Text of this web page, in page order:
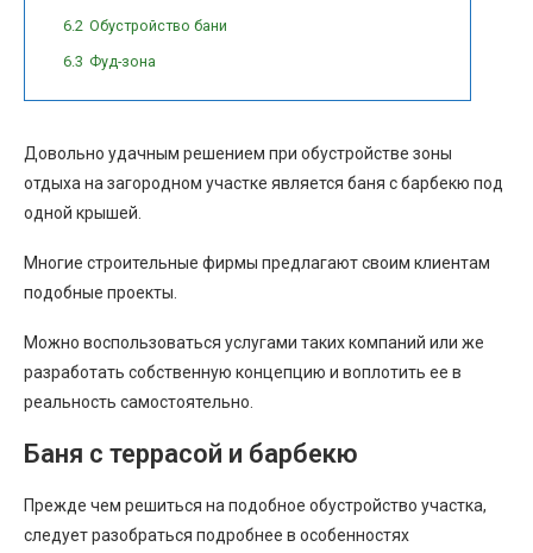
6.2 Обустройство бани
6.3 Фуд-зона
Довольно удачным решением при обустройстве зоны
отдыха на загородном участке является баня с барбекю под
одной крышей.
Многие строительные фирмы предлагают своим клиентам
подобные проекты.
Можно воспользоваться услугами таких компаний или же
разработать собственную концепцию и воплотить ее в
реальность самостоятельно.
Баня с террасой и барбекю
Прежде чем решиться на подобное обустройство участка,
следует разобраться подробнее в особенностях